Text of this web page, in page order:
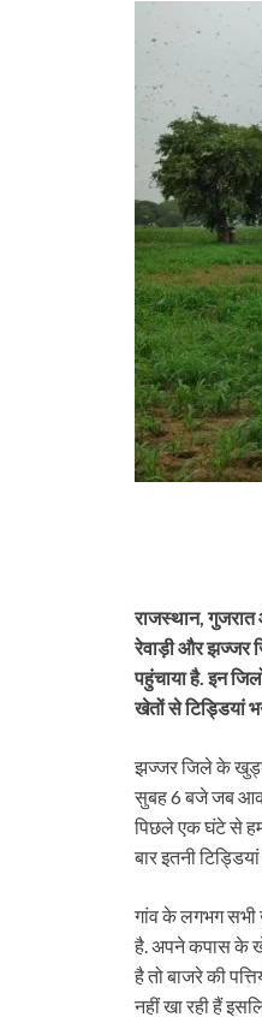
राजस्थान, गुजरात
रेवाड़ी और झज्जर
पहुंचाया है. इन
खेतों से टिड्डियां
झज्जर जिले के
सुबह 6 बजे जब
पिछले एक घंटे से हम
बार इतनी
गांव के लगभग सभी
है. अपने कपास के खेत
है तो बाजरे की
नहीं खा रही हैं